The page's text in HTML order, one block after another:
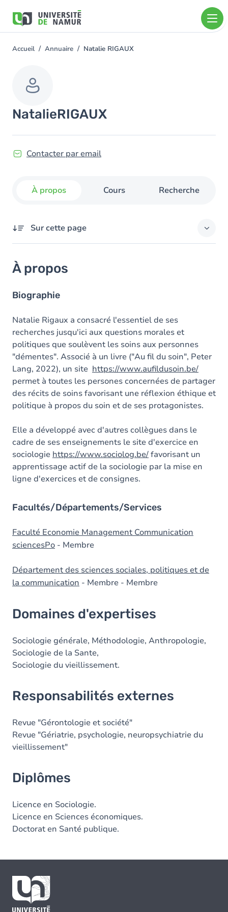
contenu
You
Accueil Annuaire Natalie RIGAUX
NatalieRIGAUX
Contacter par email
À propos Cours Recherche
Sur cette page
Domaines d'expertises
Responsabilités externes
Diplômes
À propos
Biographie
Natalie Rigaux a consacré l'essentiel de ses
recherches jusqu'ici aux questions morales et
politiques que soulèvent les soins aux personnes
"démentes". Associé à un livre ("Au fil du soin", Peter
Lang, 2022), un site https://www.aufildusoin.be/
permet à toutes les persones concernées de partager
des récits de soins favorisant une réflexion éthique et
politique à propos du soin et de ses protagonistes.
Elle a développé avec d'autres collègues dans le
cadre de ses enseignements le site d'exercice en
sociologie https://www.sociolog.be/favorisant un
apprentissage actif de la sociologie par la mise en
ligne d'exercices et de consignes.
Facultés/Départements/Services
Faculté Economie Management Communication
sciencesPo - Membre
Département des sciences sociales, politiques et de
la communication - Membre - Membre
Domaines d'expertises
Sociologie générale, Méthodologie, Anthropologie,
Sociologie de la Sante,
Sociologie du vieillissement.
Responsabilités externes
Revue "Gérontologie et société"
Revue "Gériatrie, psychologie, neuropsychiatrie du
vieillissement"
Diplômes
Licence en Sociologie.
Licence en Sciences économiques.
Doctorat en Santé publique.